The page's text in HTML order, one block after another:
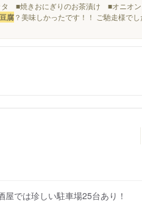
タ ■焼きおにぎりのお茶漬け ■オニオン
腐？美味しかったです！！ ご馳走様でし
では珍しい駐車場25台あり！